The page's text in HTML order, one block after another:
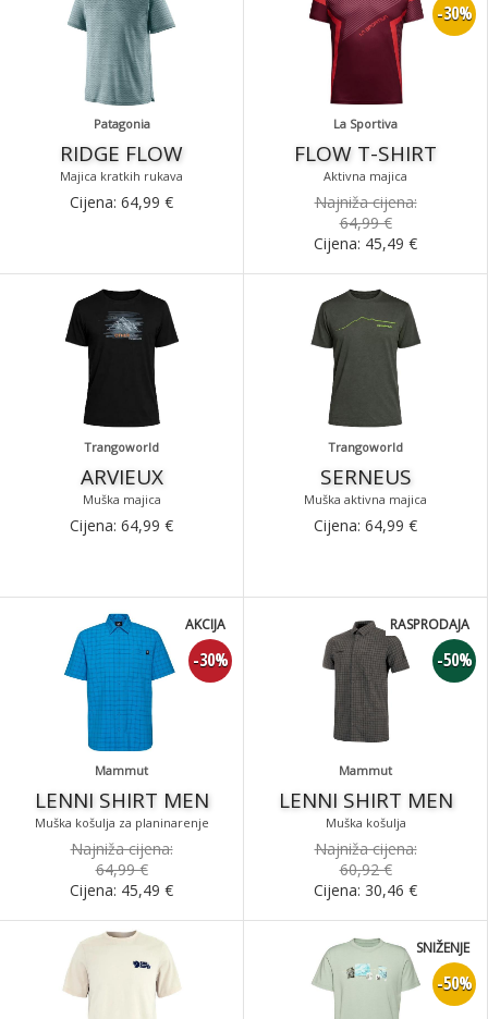
Patagonia
RIDGE FLOW
Majica kratkih rukava
Cijena: 64,99 €
La Sportiva
FLOW T-SHIRT
Aktivna majica
-30%
Najniža cijena:
64,99 €
Cijena: 45,49 €
Trangoworld
ARVIEUX
Muška majica
Cijena: 64,99 €
Trangoworld
SERNEUS
Muška aktivna majica
Cijena: 64,99 €
Mammut
LENNI SHIRT MEN
Muška košulja za planinarenje
-30%
AKCIJA
Najniža cijena:
64,99 €
Cijena: 45,49 €
Mammut
LENNI SHIRT MEN
Muška košulja
-50%
RASPRODAJA
Najniža cijena:
60,92 €
Cijena: 30,46 €
-50%
SNIŽENJE